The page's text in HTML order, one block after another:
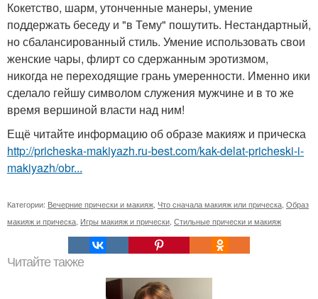
Кокетство, шарм, утонченные манеры, умение
поддержать беседу и "в Тему" пошутить. Нестандартный,
но сбалансированный стиль. Умение использовать свои
женские чары, флирт со сдержанным эротизмом,
никогда не переходящие грань умеренности. Именно ики
сделало гейшу символом служения мужчине и в то же
время вершиной власти над ним!
Ещё читайте информацию об образе макияж и прическа
http://pricheska-makiyazh.ru-best.com/kak-delat-pricheski-i-
makiyazh/obr...
Категории: Вечерние прически и макияж Что сначала макияж или прическа Образ
макияж и прическа Игры макияж и прически Стильные прически и макияж
Читайте также